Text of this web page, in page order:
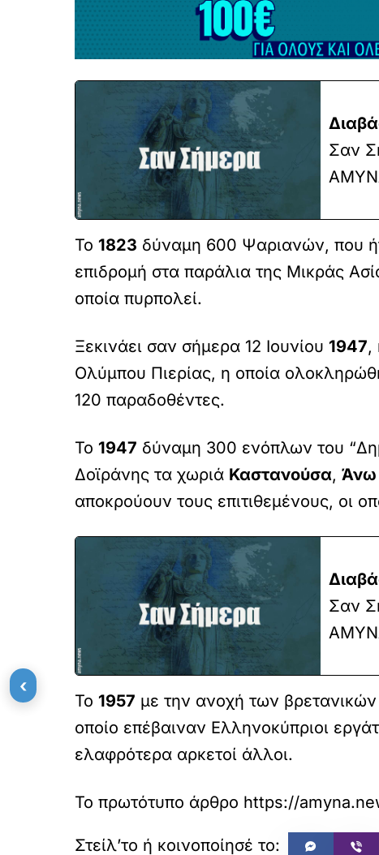
Σαν
Το 1823 δύναμη 600 Ψαριανών, που
επιδρομή στα παράλια της Μικράς
οποία πυρπολεί.
Ξεκινάει σαν σήμερα 12 Ιουνίου 1947,
Ολύμπου Πιερίας, η οποία
120 παραδοθέντες.
Το 1947 δύναμη 300 ενόπλων του
Δοϊράνης τα χωριά Καστανούσα, Άνω
αποκρούουν τους επιτιθεμένους, οι
Σαν
Το 1957 με την ανοχή των
οποίο επέβαιναν Ελληνοκύπριοι
ελαφρότερα αρκετοί άλλοι.
Το πρωτότυπο άρθρο https://
‹